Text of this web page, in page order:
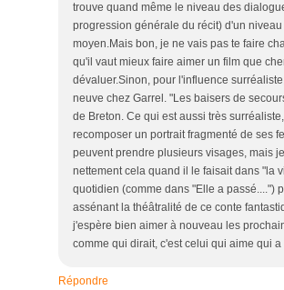
trouve quand même le niveau des
progression générale du récit) d'un
moyen.Mais bon, je ne vais pas te faire
qu'il vaut mieux faire aimer un film que
dévaluer.Sinon, pour l'influence
neuve chez Garrel. "Les baisers de
de Breton. Ce qui est aussi très
recomposer un portrait fragmenté de ses
peuvent prendre plusieurs visages, mais
nettement cela quand il le faisait dans "la
quotidien (comme dans "Elle a passé....")
assénant la théâtralité de ce conte
j'espère bien aimer à nouveau les
comme qui dirait, c'est celui qui aime qui a
Répondre